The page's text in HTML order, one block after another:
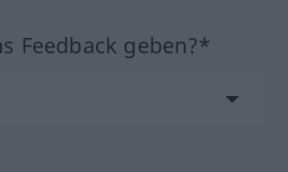
Feedback geben?*